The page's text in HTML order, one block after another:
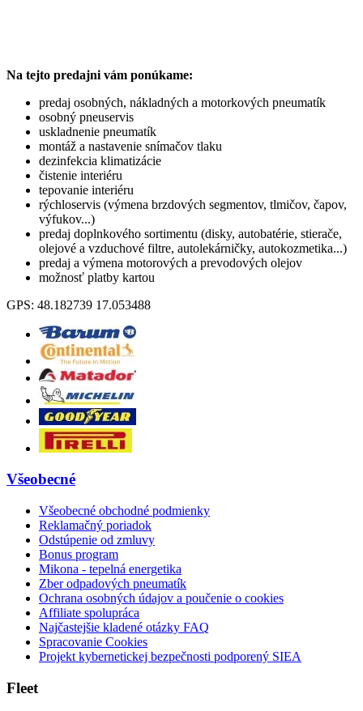
Na tejto predajni vám ponúkame:
predaj osobných, nákladných a motorkových pneumatík
osobný pneuservis
uskladnenie pneumatík
montáž a nastavenie snímačov tlaku
dezinfekcia klimatizácie
čistenie interiéru
tepovanie interiéru
rýchloservis (výmena brzdových segmentov, tlmičov, čapov,
výfukov...)
predaj doplnkového sortimentu (disky, autobatérie, stierače,
olejové a vzduchové filtre, autolekárničky, autokozmetika...)
predaj a výmena motorových a prevodových olejov
možnosť platby kartou
GPS: 48.182739 17.053488
Všeobecné
Všeobecné obchodné podmienky
Reklamačný poriadok
Odstúpenie od zmluvy
Bonus program
Mikona - tepelná energetika
Zber odpadových pneumatík
Ochrana osobných údajov a poučenie o cookies
Affiliate spolupráca
Najčastejšie kladené otázky FAQ
Spracovanie Cookies
Projekt kybernetickej bezpečnosti podporený SIEA
Fleet